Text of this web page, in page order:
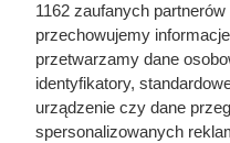
Miłośnicy kawy ruszyli do
Przy zakupie dwóch
tylko 49,99 zł zamiast
inne okazje z gazetki.
1162 zaufanych
przechowujemy
przetwarzamy dane
identyfikatory,
urządzenie czy dane
spersonalizowanych